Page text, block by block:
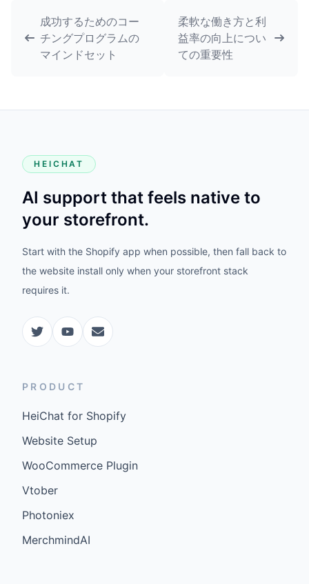
成功するためのコー
チングプログラムの
マインドセット
柔軟な働き方と利
益率の向上につい
ての重要性
HEICHAT
AI support that feels native to
your storefront.
Start with the Shopify app when possible, then fall back to
the website install only when your storefront stack
requires it.
PRODUCT
HeiChat for Shopify
Website Setup
WooCommerce Plugin
Vtober
Photoniex
MerchmindAI